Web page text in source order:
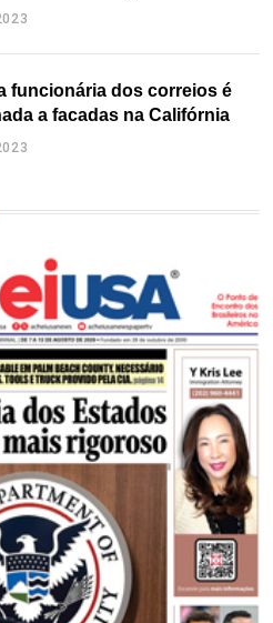
funcionária dos correios é
a facadas na Califórnia